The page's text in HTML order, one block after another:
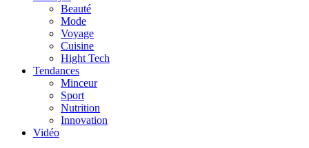
Beauté
Mode
Voyage
Cuisine
Hight Tech
Tendances
Minceur
Sport
Nutrition
Innovation
Vidéo